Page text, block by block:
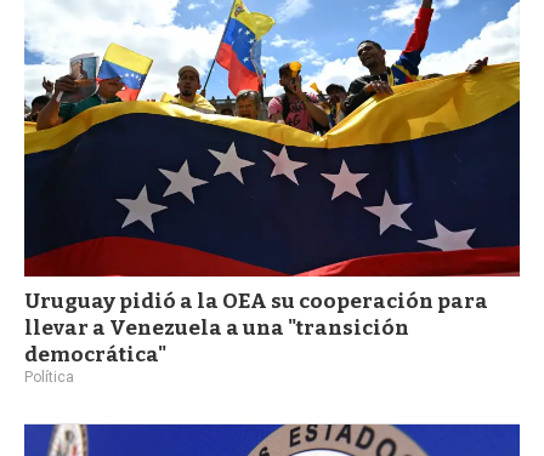
Uruguay pidió a la OEA su cooperación para
llevar a Venezuela a una "transición
democrática"
Política